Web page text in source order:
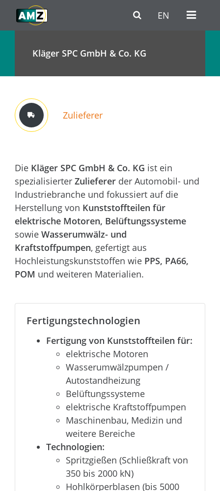
Zum Hauptinhalt
Zur Haupt-Navigation
Zum Fußbereich / Kontakt
EN
Kläger SPC GmbH & Co. KG
Zulieferer
Die Kläger SPC GmbH & Co. KG ist ein
spezialisierter Zulieferer der Automobil- und
Industriebranche und fokussiert auf die
Herstellung von Kunststoffteilen für
elektrische Motoren, Belüftungssysteme
sowie Wasserumwälz- und
Kraftstoffpumpen, gefertigt aus
Hochleistungskunststoffen wie PPS, PA66,
POM und weiteren Materialien.
Fertigungstechnologien
Fertigung von Kunststoffteilen für:
elektrische Motoren
Wasserumwälzpumpen /
Autostandheizung
Belüftungssysteme
elektrische Kraftstoffpumpen
Maschinenbau, Medizin und
weitere Bereiche
Technologien:
Spritzgießen (Schließkraft von
350 bis 2000 kN)
Hohlkörperblasen (bis 5000